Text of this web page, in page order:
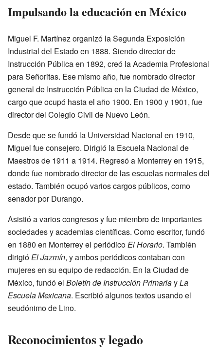
Impulsando la educación en México
Miguel F. Martínez organizó la Segunda Exposición
Industrial del Estado en 1888. Siendo director de
Instrucción Pública en 1892, creó la Academia Profesional
para Señoritas. Ese mismo año, fue nombrado director
general de Instrucción Pública en la Ciudad de México,
cargo que ocupó hasta el año 1900. En 1900 y 1901, fue
director del Colegio Civil de Nuevo León.
Desde que se fundó la Universidad Nacional en 1910,
Miguel fue consejero. Dirigió la Escuela Nacional de
Maestros de 1911 a 1914. Regresó a Monterrey en 1915,
donde fue nombrado director de las escuelas normales del
estado. También ocupó varios cargos públicos, como
senador por Durango.
Asistió a varios congresos y fue miembro de importantes
sociedades y academias científicas. Como escritor, fundó
en 1880 en Monterrey el periódicoEl Horario. También
dirigióEl Jazmín, y ambos periódicos contaban con
mujeres en su equipo de redacción. En la Ciudad de
México, fundó el Boletín de Instrucción PrimariayLa
Escuela Mexicana. Escribió algunos textos usando el
seudónimo de Lino.
Reconocimientos y legado